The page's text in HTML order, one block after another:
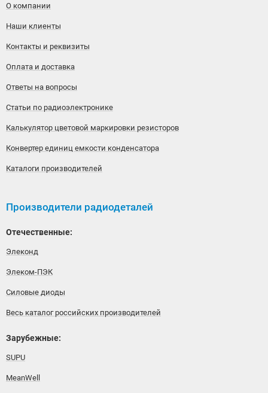
О компании
Наши клиенты
Контакты и реквизиты
Оплата и доставка
Ответы на вопросы
Статьи по радиоэлектронике
Калькулятор цветовой маркировки резисторов
Конвертер единиц емкости конденсатора
Каталоги производителей
Производители радиодеталей
Отечественные:
Элеконд
Элеком-ПЭК
Силовые диоды
Весь каталог российских производителей
Зарубежные:
SUPU
MeanWell